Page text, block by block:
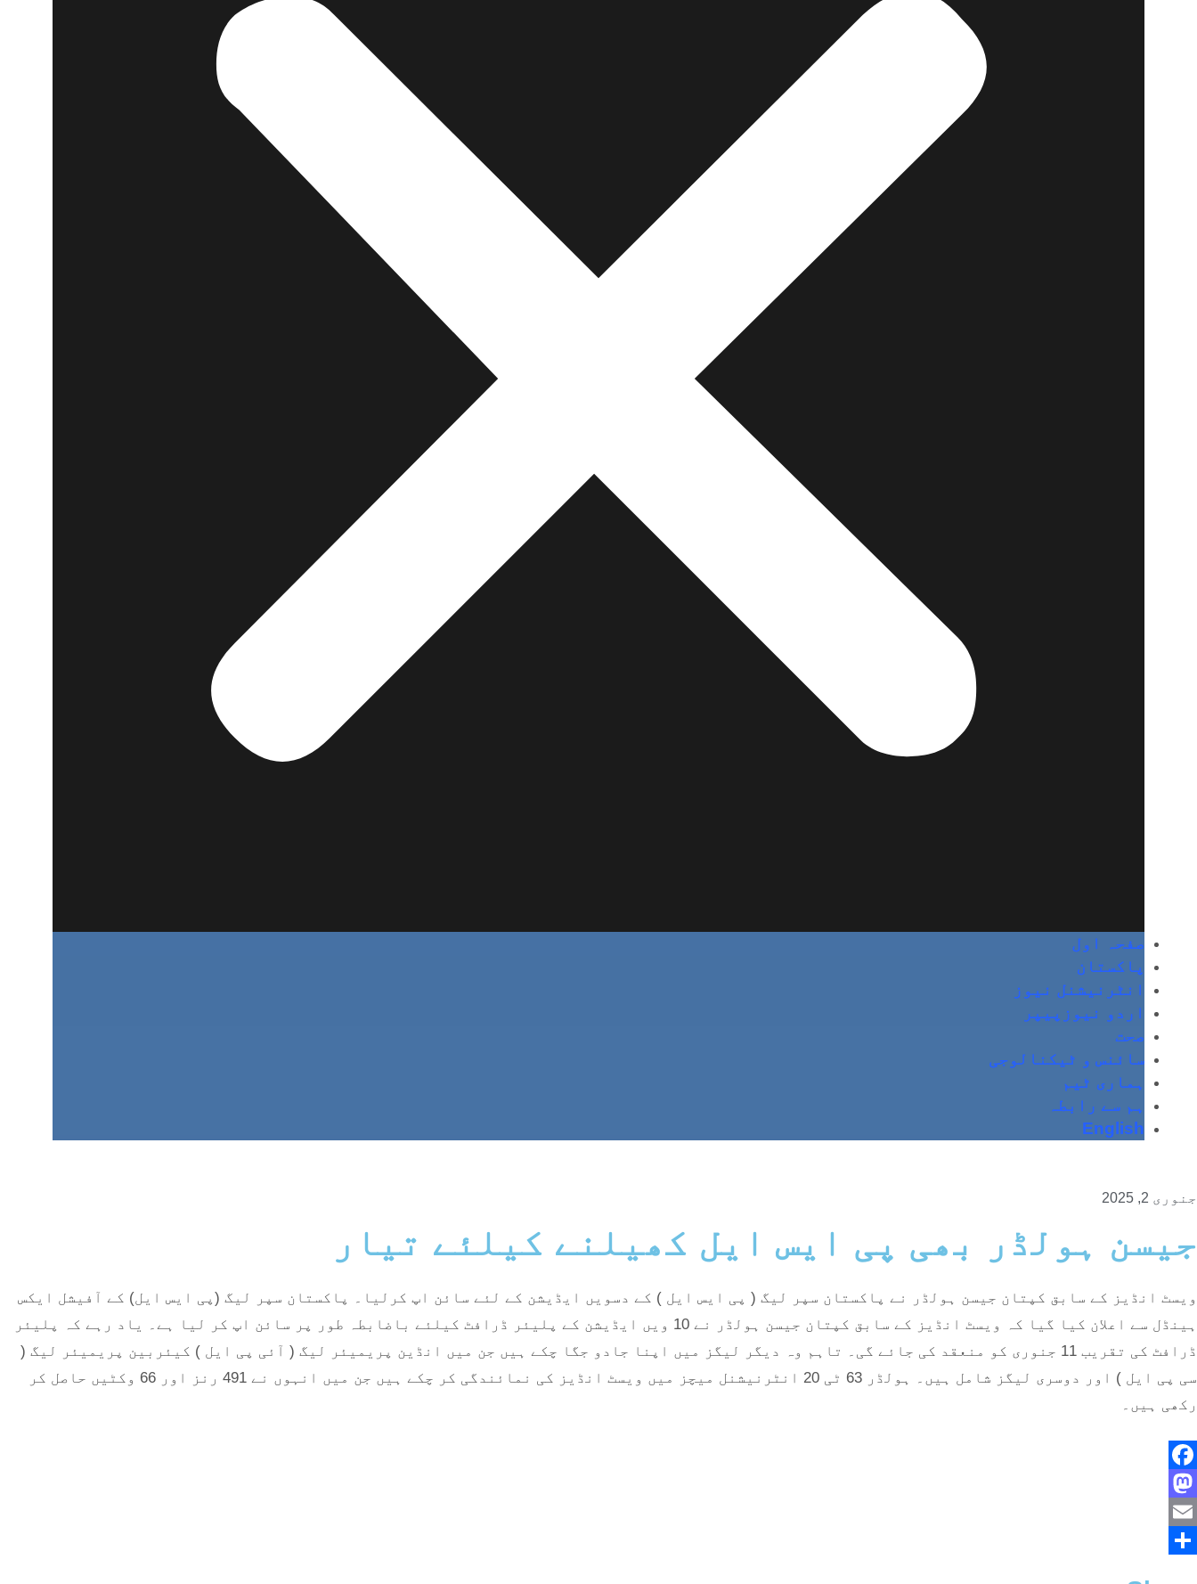
صفحہ اول
پاکستان
انٹرنیشنل نیوز
اردو نیوزپیپر
صحت
سائنس و ٹیکنالوجی
ہماری ٹیم
ہم سے رابطہ
English
جنوری 2, 2025
جیسن ہولڈر بھی پی ایس ایل کھیلنے کیلئے تیار
ویسٹ انڈیز کے سابق کپتان جیسن ہولڈر نے پاکستان سپر لیگ ( پی ایس ایل ) کے دسویں ایڈیشن کے لئے سائن اپ کرلیا۔ پاکستان سپر لیگ (پی ایس ایل) کے آفیشل ایکس
ہینڈل سے اعلان کیا گیا کہ ویسٹ انڈیز کے سابق کپتان جیسن ہولڈر نے 10 ویں ایڈیشن کے پلیئر ڈرافٹ کیلئے باضابطہ طور پر سائن اپ کر لیا ہے۔ یاد رہے کہ پلیئر
ڈرافٹ کی تقریب 11 جنوری کو منعقد کی جائے گی۔ تاہم وہ دیگر لیگز میں اپنا جادو جگا چکے ہیں جن میں انڈین پریمیئر لیگ ( آئی پی ایل ) کیئربین پریمیئر لیگ (
سی پی ایل ) اور دوسری لیگز شامل ہیں۔ ہولڈر 63 ٹی 20 انٹرنیشنل میچز میں ویسٹ انڈیز کی نمائندگی کر چکے ہیں جن میں انہوں نے 491 رنز اور 66 وکٹیں حاصل کر
رکھی ہیں۔
Facebook
Mastodon
Email